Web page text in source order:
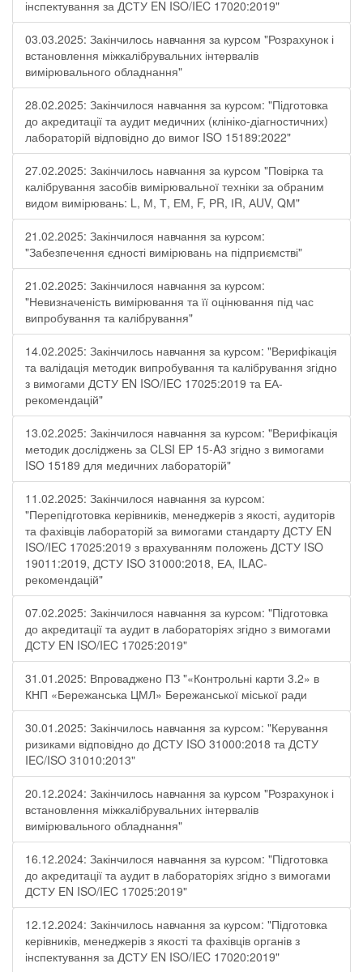
інспектування за ДСТУ EN ISO/IEC 17020:2019"
03.03.2025: Закінчилось навчання за курсом "Розрахунок і
встановлення міжкалібрувальних інтервалів
вимірювального обладнання"
28.02.2025: Закінчилося навчання за курсом: "Підготовка
до акредитації та аудит медичних (клініко-діагностичних)
лабораторій відповідно до вимог ISO 15189:2022"
27.02.2025: Закінчилось навчання за курсом "Повірка та
калібрування засобів вимірювальної техніки за обраним
видом вимірювань: L, М, Т, ЕМ, F, РR, ІR, АUV, QМ"
21.02.2025: Закінчилося навчання за курсом:
"Забезпечення єдності вимірювань на підприємстві"
21.02.2025: Закінчилося навчання за курсом:
"Невизначеність вимірювання та її оцінювання під час
випробування та калібрування"
14.02.2025: Закінчилось навчання за курсом: "Верифікація
та валідація методик випробування та калібрування згідно
з вимогами ДСТУ EN ISO/IEC 17025:2019 та ЕА-
рекомендацій"
13.02.2025: Закінчилося навчання за курсом: "Верифікація
методик досліджень за CLSI EP 15-A3 згідно з вимогами
ISO 15189 для медичних лабораторій"
11.02.2025: Закінчилося навчання за курсом:
"Перепідготовка керівників, менеджерів з якості, аудиторів
та фахівців лабораторій за вимогами стандарту ДСТУ EN
ISO/IEC 17025:2019 з врахуванням положень ДСТУ ISO
19011:2019, ДСТУ ISO 31000:2018, ЕА, ILAC-
рекомендацій"
07.02.2025: Закінчилося навчання за курсом: "Підготовка
до акредитації та аудит в лабораторіях згідно з вимогами
ДСТУ EN ISO/IEC 17025:2019"
31.01.2025: Впроваджено ПЗ "«Контрольні карти 3.2» в
КНП «Бережанська ЦМЛ» Бережанської міської ради
30.01.2025: Закінчилось навчання за курсом: "Керування
ризиками відповідно до ДСТУ ISO 31000:2018 та ДСТУ
IEC/ISO 31010:2013"
20.12.2024: Закінчилось навчання за курсом "Розрахунок і
встановлення міжкалібрувальних інтервалів
вимірювального обладнання"
16.12.2024: Закінчилося навчання за курсом: "Підготовка
до акредитації та аудит в лабораторіях згідно з вимогами
ДСТУ EN ISO/IEC 17025:2019"
12.12.2024: Закінчилось навчання за курсом: "Підготовка
керівників, менеджерів з якості та фахівців органів з
інспектування за ДСТУ EN ISO/IEC 17020:2019"